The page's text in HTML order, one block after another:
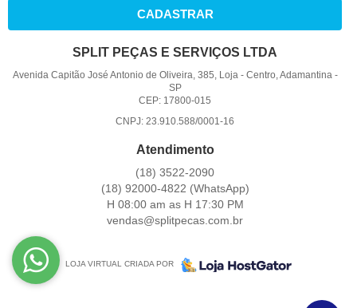
CADASTRAR
SPLIT PEÇAS E SERVIÇOS LTDA
Avenida Capitão José Antonio de Oliveira, 385, Loja- Centro, Adamantina-
SP
CEP: 17800-015
CNPJ: 23.910.588/0001-16
Atendimento
(18) 3522-2090
(18) 92000-4822 (WhatsApp)
H 08:00 am as H 17:30 PM
vendas@splitpecas.com.br
LOJA VIRTUAL CRIADA POR